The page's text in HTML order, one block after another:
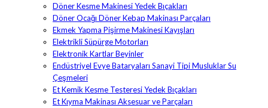
Döner Kesme Makinesi Yedek Bıçakları
Döner Ocağı Döner Kebap Makinası Parçaları
Ekmek Yapma Pişirme Makinesi Kayışları
Elektrikli Süpürge Motorları
Elektronik Kartlar Beyinler
Endüstriyel Evye Bataryaları Sanayi Tipi Musluklar Su
Çeşmeleri
Et Kemik Kesme Testeresi Yedek Bıçakları
Et Kıyma Makinası Aksesuar ve Parçaları